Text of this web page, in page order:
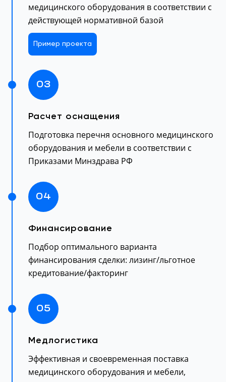
медицинского оборудования в соответствии с
действующей нормативной базой
Пример проекта
03
Расчет оснащения
Подготовка перечня основного медицинского
оборудования и мебели в соответствии с
Приказами Минздрава РФ
04
Финансирование
Подбор оптимального варианта
финансирования сделки: лизинг/льготное
кредитование/факторинг
05
Медлогистика
Эффективная и своевременная поставка
медицинского оборудования и мебели,